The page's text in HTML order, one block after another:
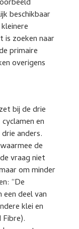
beschikbaar
zoeken naar
primaire
overigens
bij de drie
en
anders.
de
vraag niet
om minder
“De
deel van
klei en